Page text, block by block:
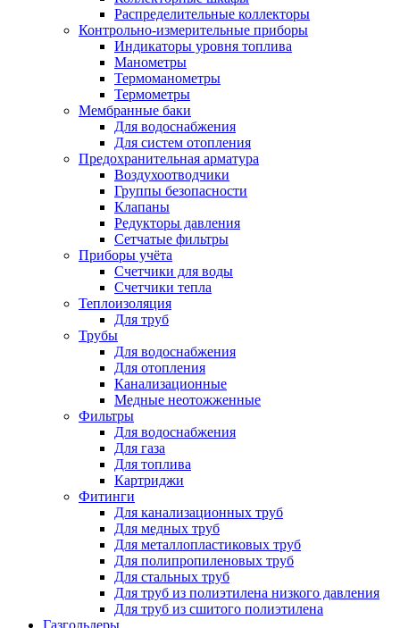
Распределительные коллекторы
Контрольно-измерительные приборы
Индикаторы уровня топлива
Манометры
Термоманометры
Термометры
Мембранные баки
Для водоснабжения
Для систем отопления
Предохранительная арматура
Воздухоотводчики
Группы безопасности
Клапаны
Редукторы давления
Сетчатые фильтры
Приборы учёта
Счетчики для воды
Счетчики тепла
Теплоизоляция
Для труб
Трубы
Для водоснабжения
Для отопления
Канализационные
Медные неотожженные
Фильтры
Для водоснабжения
Для газа
Для топлива
Картриджи
Фитинги
Для канализационных труб
Для медных труб
Для металлопластиковых труб
Для полипропиленовых труб
Для стальных труб
Для труб из полиэтилена низкого давления
Для труб из сшитого полиэтилена
Газгольдеры